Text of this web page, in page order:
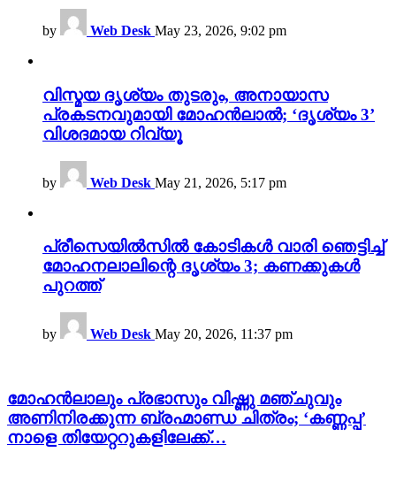
by Web Desk May 23, 2026, 9:02 pm
വിസ്മയ ദൃശ്യം തുടരും, അനായാസ
പ്രകടനവുമായി മോഹൻലാൽ; ‘ദൃശ്യം 3’
വിശദമായ റിവ്യൂ
by Web Desk May 21, 2026, 5:17 pm
പ്രീസെയിൽസിൽ കോടികൾ വാരി ഞെട്ടിച്ച്
മോഹനലാലിന്റെ ദൃശ്യം 3; കണക്കുകൾ
പുറത്ത്
by Web Desk May 20, 2026, 11:37 pm
മോഹൻലാലും പ്രഭാസും വിഷ്ണു മഞ്ചുവും
അണിനിരക്കുന്ന ബ്രഹ്മാണ്ഡ ചിത്രം; ‘കണ്ണപ്പ’
നാളെ തിയേറ്ററുകളിലേക്ക്…